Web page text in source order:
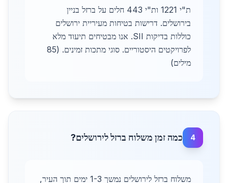
ת"י 1221 ות"י 443 חלים על ברזל בניין
בירושלים. דרישות בטיחות מעיריית ירושלים
כוללות בדיקות SII. אנו מבטיחים תיעוד מלא
לפרויקטים היסטוריים. סוגי מתכות זמינים. (85
מילים)
4 כמה זמן משלוח ברזל לירושלים?
משלוח ברזל לירושלים נמשך 1-3 ימים תוך העיר,